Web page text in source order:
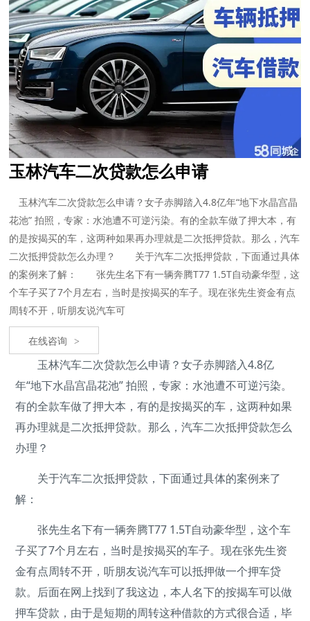
玉林汽车二次贷款怎么申请
玉林汽车二次贷款怎么申请？女子赤脚踏入4.8亿年“地下水晶宫晶
花池” 拍照，专家：水池遭不可逆污染。有的全款车做了押大本，有
的是按揭买的车，这两种如果再办理就是二次抵押贷款。那么，汽车
二次抵押贷款怎么办理？ 关于汽车二次抵押贷款，下面通过具体
的案例来了解： 张先生名下有一辆奔腾T77 1.5T自动豪华型，这
个车子买了7个月左右，当时是按揭买的车子。现在张先生资金有点
周转不开，听朋友说汽车可
在线咨询 >
玉林汽车二次贷款怎么申请？女子赤脚踏入4.8亿
年“地下水晶宫晶花池” 拍照，专家：水池遭不可逆污染。
有的全款车做了押大本，有的是按揭买的车，这两种如果
再办理就是二次抵押贷款。那么，汽车二次抵押贷款怎么
办理？
关于汽车二次抵押贷款，下面通过具体的案例来了
解：
张先生名下有一辆奔腾T77 1.5T自动豪华型，这个车
子买了7个月左右，当时是按揭买的车子。现在张先生资
金有点周转不开，听朋友说汽车可以抵押做一个押车贷
款。后面在网上找到了我这边，本人名下的按揭车可以做
押车贷款，由于是短期的周转这种借款的方式很合适，毕